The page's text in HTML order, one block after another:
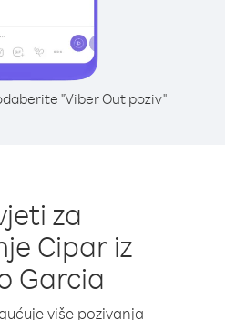
"Viber Out poziv"
za
Cipar iz
Garcia
više pozivanja